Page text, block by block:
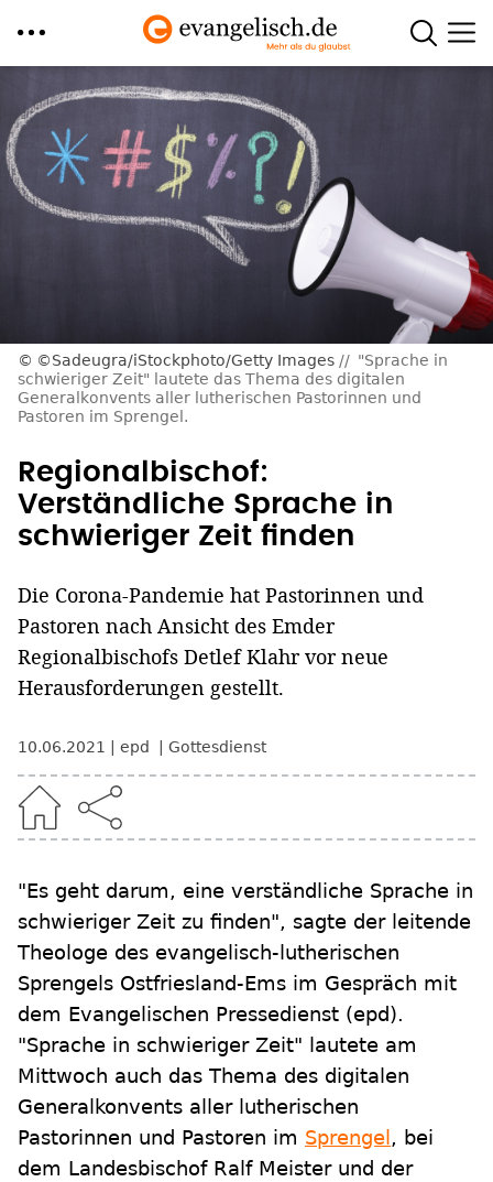
zum
Inhalt
©Sadeugra/iStockphoto/Getty Images
"Sprache in
schwieriger Zeit" lautete das Thema des digitalen
Generalkonvents aller lutherischen Pastorinnen und
Pastoren im Sprengel.
Regionalbischof:
Verständliche Sprache in
schwieriger Zeit finden
Die Corona-Pandemie hat Pastorinnen und
Pastoren nach Ansicht des Emder
Regionalbischofs Detlef Klahr vor neue
Herausforderungen gestellt.
10.06.2021 epd Gottesdienst
"Es geht darum, eine verständliche Sprache in
schwieriger Zeit zu finden", sagte der leitende
Theologe des evangelisch-lutherischen
Sprengels Ostfriesland-Ems im Gespräch mit
dem Evangelischen Pressedienst (epd).
"Sprache in schwieriger Zeit" lautete am
Mittwoch auch das Thema des digitalen
Generalkonvents aller lutherischen
Pastorinnen und Pastoren im Sprengel , bei
dem Landesbischof Ralf Meister und der